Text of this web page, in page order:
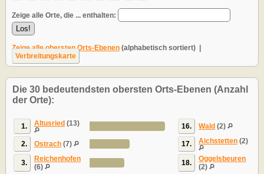
Zeige alle Orte, die ... enthalten:
Zeige alle obersten Orts-Ebenen (alphabetisch sortiert) |
Verbreitungskarte
Die 30 bedeutendsten obersten Orts-Ebenen (Anzahl
der Orte):
1. Altusried (13)
2. Ostrach (7)
3.
Reichenhofen
(6)
16. Wald (2)
17. Aichstetten (2)
18.
Oggelsbeuren
(2)